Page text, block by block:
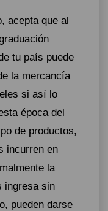
acepta que al
tu país puede
la mercancía
si así lo
época del
de productos,
incurren en
la
ingresa sin
pueden darse